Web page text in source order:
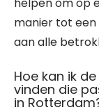
manier tot
aan alle
Hoe kan ik
vinden die
in